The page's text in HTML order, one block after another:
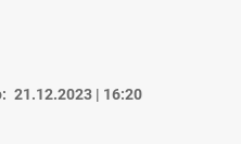
21.12.2023 | 16:20